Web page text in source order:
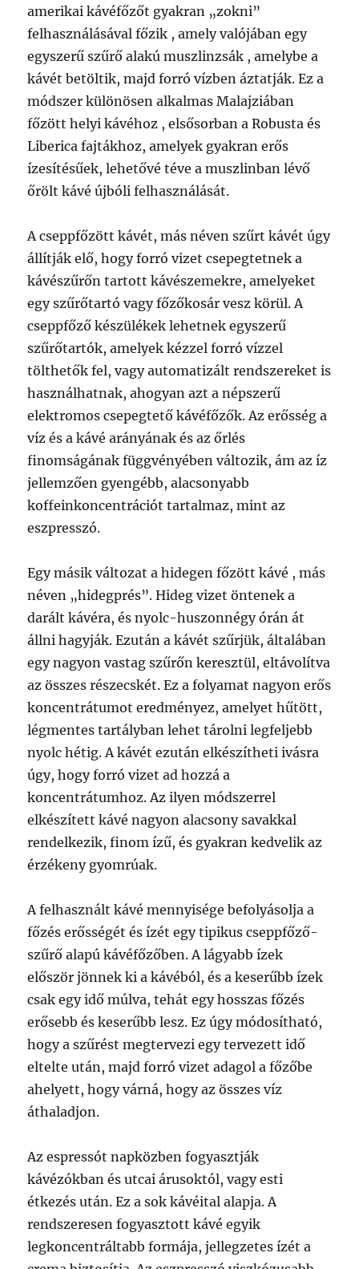
amerikai kávéfőzőt gyakran „zokni”
felhasználásával főzik , amely valójában egy
egyszerű szűrő alakú muszlinzsák , amelybe a
kávét betöltik, majd forró vízben áztatják. Ez a
módszer különösen alkalmas Malajziában
főzött helyi kávéhoz , elsősorban a Robusta és
Liberica fajtákhoz, amelyek gyakran erős
ízesítésűek, lehetővé téve a muszlinban lévő
őrölt kávé újbóli felhasználását.
A cseppfőzött kávét, más néven szűrt kávét úgy
állítják elő, hogy forró vizet csepegtetnek a
kávészűrőn tartott kávészemekre, amelyeket
egy szűrőtartó vagy főzőkosár vesz körül. A
cseppfőző készülékek lehetnek egyszerű
szűrőtartók, amelyek kézzel forró vízzel
tölthetők fel, vagy automatizált rendszereket is
használhatnak, ahogyan azt a népszerű
elektromos csepegtető kávéfőzők. Az erősség a
víz és a kávé arányának és az őrlés
finomságának függvényében változik, ám az íz
jellemzően gyengébb, alacsonyabb
koffeinkoncentrációt tartalmaz, mint az
eszpresszó.
Egy másik változat a hidegen főzött kávé , más
néven „hidegprés”. Hideg vizet öntenek a
darált kávéra, és nyolc-huszonnégy órán át
állni hagyják. Ezután a kávét szűrjük, általában
egy nagyon vastag szűrőn keresztül, eltávolítva
az összes részecskét. Ez a folyamat nagyon erős
koncentrátumot eredményez, amelyet hűtött,
légmentes tartályban lehet tárolni legfeljebb
nyolc hétig. A kávét ezután elkészítheti ivásra
úgy, hogy forró vizet ad hozzá a
koncentrátumhoz. Az ilyen módszerrel
elkészített kávé nagyon alacsony savakkal
rendelkezik, finom ízű, és gyakran kedvelik az
érzékeny gyomrúak.
A felhasznált kávé mennyisége befolyásolja a
főzés erősségét és ízét egy tipikus cseppfőző-
szűrő alapú kávéfőzőben. A lágyabb ízek
először jönnek ki a kávéból, és a keserűbb ízek
csak egy idő múlva, tehát egy hosszas főzés
erősebb és keserűbb lesz. Ez úgy módosítható,
hogy a szűrést megtervezi egy tervezett idő
eltelte után, majd forró vizet adagol a főzőbe
ahelyett, hogy várná, hogy az összes víz
áthaladjon.
Az espressót napközben fogyasztják
kávézókban és utcai árusoktól, vagy esti
étkezés után. Ez a sok kávéital alapja. A
rendszeresen fogyasztott kávé egyik
legkoncentráltabb formája, jellegzetes ízét a